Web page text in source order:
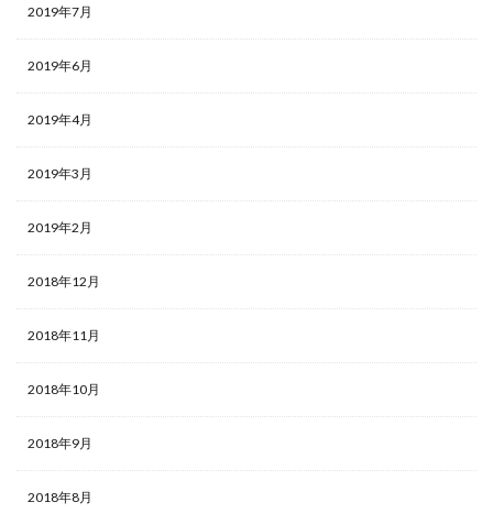
2019年7月
2019年6月
2019年4月
2019年3月
2019年2月
2018年12月
2018年11月
2018年10月
2018年9月
2018年8月